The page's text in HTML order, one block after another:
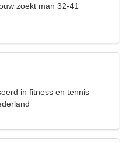
zoekt man 32-41
in fitness en tennis